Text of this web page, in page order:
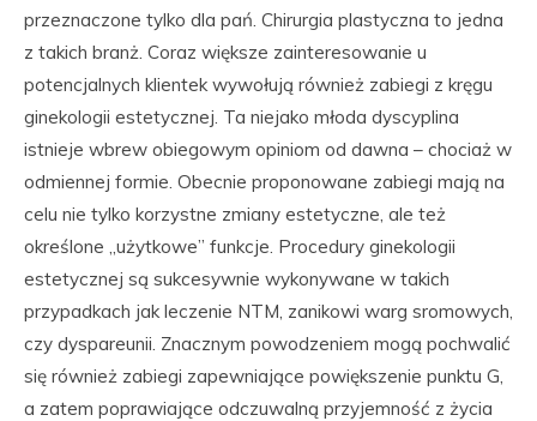
przeznaczone tylko dla pań. Chirurgia plastyczna to jedna
z takich branż. Coraz większe zainteresowanie u
potencjalnych klientek wywołują również zabiegi z kręgu
ginekologii estetycznej. Ta niejako młoda dyscyplina
istnieje wbrew obiegowym opiniom od dawna – chociaż w
odmiennej formie. Obecnie proponowane zabiegi mają na
celu nie tylko korzystne zmiany estetyczne, ale też
określone „użytkowe” funkcje. Procedury ginekologii
estetycznej są sukcesywnie wykonywane w takich
przypadkach jak leczenie NTM, zanikowi warg sromowych,
czy dyspareunii. Znacznym powodzeniem mogą pochwalić
się również zabiegi zapewniające powiększenie punktu G,
a zatem poprawiające odczuwalną przyjemność z życia